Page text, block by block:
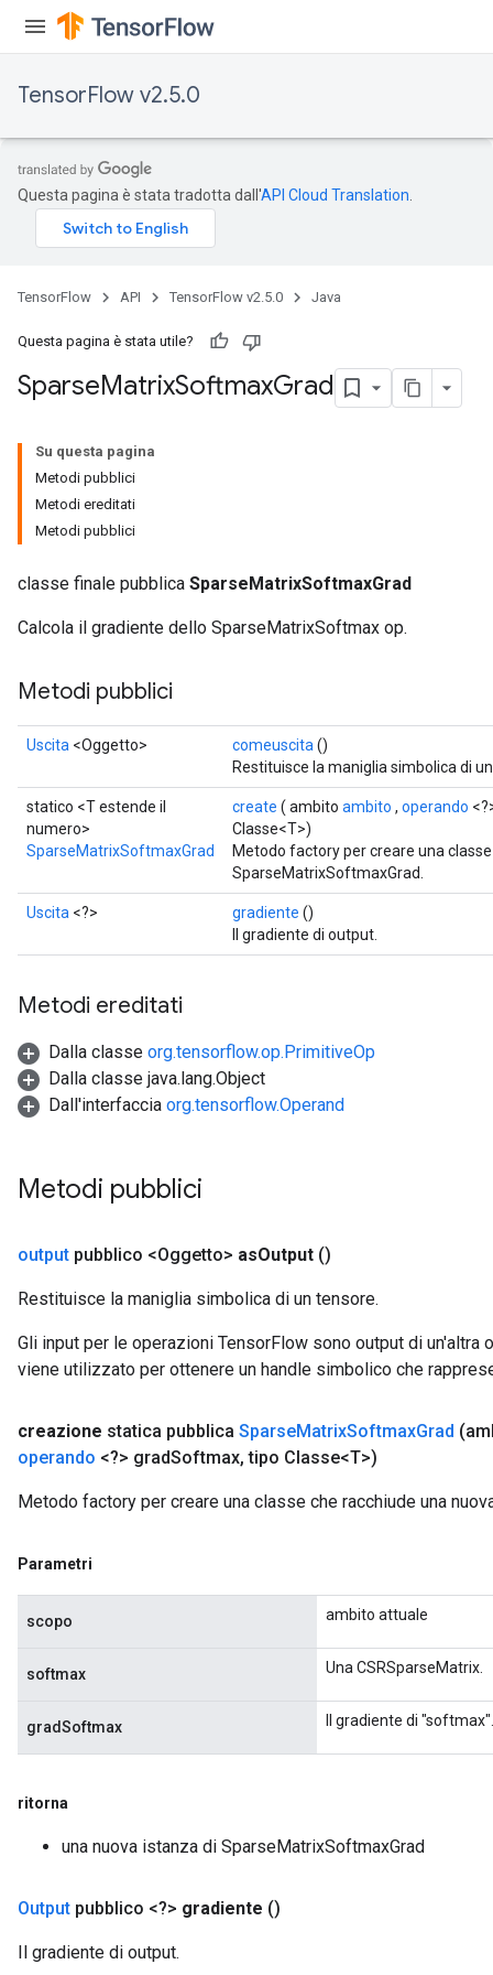
TensorFlow v2.5.0
Questa pagina è stata tradotta dall'API Cloud Translation
TensorFlow API TensorFlow v2.5.0 Java
Questa pagina è stata utile?
SparseMatrixSoftmaxGrad
Su questa pagina
Metodi pubblici
Metodi ereditati
Metodi pubblici
classe finale pubblica SparseMatrixSoftmaxGrad
Calcola il gradiente dello SparseMatrixSoftmax op.
Metodi pubblici
Uscita <Oggetto> comeuscita ()
Restituisce la maniglia simbolica di
statico <T estende il
numero>
SparseMatrixSoftmaxGrad
create ( ambito ambito , operando
Classe<T>)
Metodo factory per creare una
SparseMatrixSoftmaxGrad.
Uscita <?> gradiente ()
Il gradiente di output.
Metodi ereditati
Dalla classe org.tensorflow.op.PrimitiveOp
Dalla classe java.lang.Object
Dall'interfaccia org.tensorflow.Operand
Metodi pubblici
output pubblico <Oggetto> asOutput ()
Restituisce la maniglia simbolica di un tensore.
Gli input per le operazioni TensorFlow sono output di un'altra
viene utilizzato per ottenere un handle simbolico che
creazione statica pubblica SparseMatrixSoftmaxGrad
operando <?> gradSoftmax, tipo Classe<T>)
Metodo factory per creare una classe che racchiude una
Parametri
scopo ambito attuale
softmax Una CSRSparseMatrix.
gradSoftmax Il gradiente di "softmax".
ritorna
una nuova istanza di SparseMatrixSoftmaxGrad
Output pubblico <?> gradiente ()
Il gradiente di output.